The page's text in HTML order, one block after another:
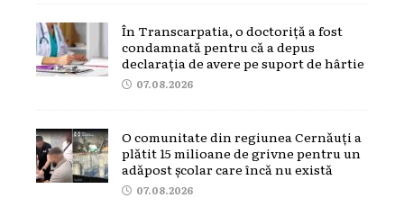
În Transcarpatia, o doctoriță a fost
condamnată pentru că a depus
declarația de avere pe suport de hârtie
07.08.2026
O comunitate din regiunea Cernăuți a
plătit 15 milioane de grivne pentru un
adăpost școlar care încă nu există
07.08.2026